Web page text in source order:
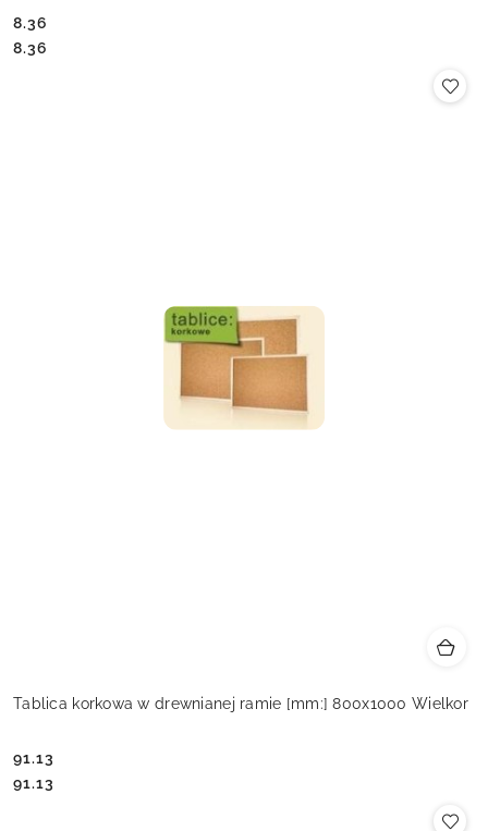
Cena:
8.36
Cena:
8.36
Tablica korkowa w drewnianej ramie [mm:] 800x1000 Wielkor
Cena:
91.13
Cena:
91.13